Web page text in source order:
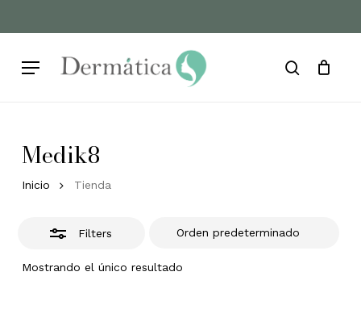
to
content
Menu search
Cart Close
Medik8
Inicio Tienda
Filters
Mostrando el único resultado
Close